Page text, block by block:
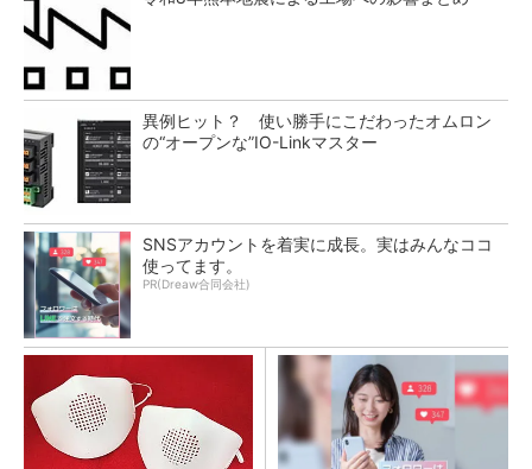
異例ヒット？ 使い勝手にこだわったオムロン
の“オープンな”IO-Linkマスター
SNSアカウントを着実に成長。実はみんなココ
使ってます。
PR(Dreaw合同会社)